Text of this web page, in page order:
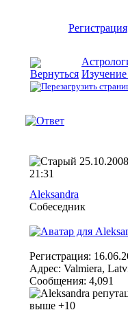
Регистрация
21:31
Aleksandra
Собеседник
Регистрация:
Адрес: Valmiera,
Сообщения: 4,091